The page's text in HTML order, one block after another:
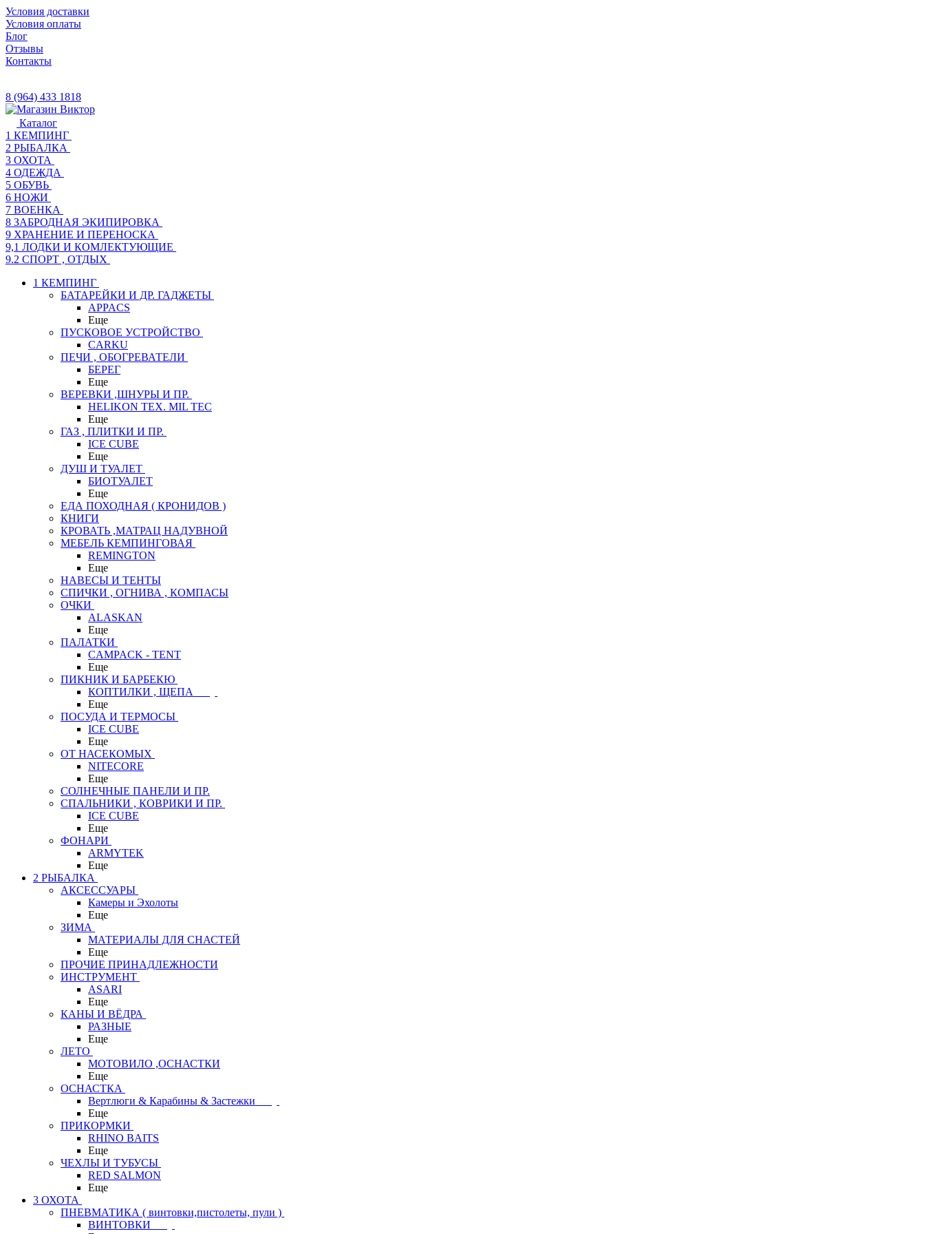
Условия доставки
Условия оплаты
Блог
Отзывы
Контакты
8 (964) 433 1818
Каталог
1 КЕМПИНГ
2 РЫБАЛКА
3 ОХОТА
4 ОДЕЖДА
5 ОБУВЬ
6 НОЖИ
7 ВОЕНКА
8 ЗАБРОДНАЯ ЭКИПИРОВКА
9 ХРАНЕНИЕ И ПЕРЕНОСКА
9,1 ЛОДКИ И КОМЛЕКТУЮЩИЕ
9.2 СПОРТ , ОТДЫХ
1 КЕМПИНГ
БАТАРЕЙКИ И ДР. ГАДЖЕТЫ
APPACS
Еще
ПУСКОВОЕ УСТРОЙСТВО
CARKU
ПЕЧИ , ОБОГРЕВАТЕЛИ
БЕРЕГ
Еще
ВЕРЕВКИ ,ШНУРЫ И ПР.
HELIKON TEX. MIL TEC
Еще
ГАЗ , ПЛИТКИ И ПР.
ICE CUBE
Еще
ДУШ И ТУАЛЕТ
БИОТУАЛЕТ
Еще
ЕДА ПОХОДНАЯ ( КРОНИДОВ )
КНИГИ
КРОВАТЬ ,МАТРАЦ НАДУВНОЙ
МЕБЕЛЬ КЕМПИНГОВАЯ
REMINGTON
Еще
НАВЕСЫ И ТЕНТЫ
СПИЧКИ , ОГНИВА , КОМПАСЫ
ОЧКИ
ALASKAN
Еще
ПАЛАТКИ
CAMPACK - TENT
Еще
ПИКНИК И БАРБЕКЮ
КОПТИЛКИ , ЩЕПА
Еще
ПОСУДА И ТЕРМОСЫ
ICE CUBE
Еще
ОТ НАСЕКОМЫХ
NITECORE
Еще
СОЛНЕЧНЫЕ ПАНЕЛИ И ПР.
СПАЛЬНИКИ , КОВРИКИ И ПР.
ICE CUBE
Еще
ФОНАРИ
ARMYTEK
Еще
2 РЫБАЛКА
АКСЕССУАРЫ
Камеры и Эхолоты
Еще
ЗИМА
МАТЕРИАЛЫ ДЛЯ СНАСТЕЙ
Еще
ПРОЧИЕ ПРИНАДЛЕЖНОСТИ
ИНСТРУМЕНТ
ASARI
Еще
КАНЫ И ВЁДРА
РАЗНЫЕ
Еще
ЛЕТО
МОТОВИЛО ,ОСНАСТКИ
Еще
ОСНАСТКА
Вертлюги & Карабины & Застежки
Еще
ПРИКОРМКИ
RHINO BAITS
Еще
ЧЕХЛЫ И ТУБУСЫ
RED SALMON
Еще
3 ОХОТА
ПНЕВМАТИКА ( винтовки,пистолеты, пули )
ВИНТОВКИ